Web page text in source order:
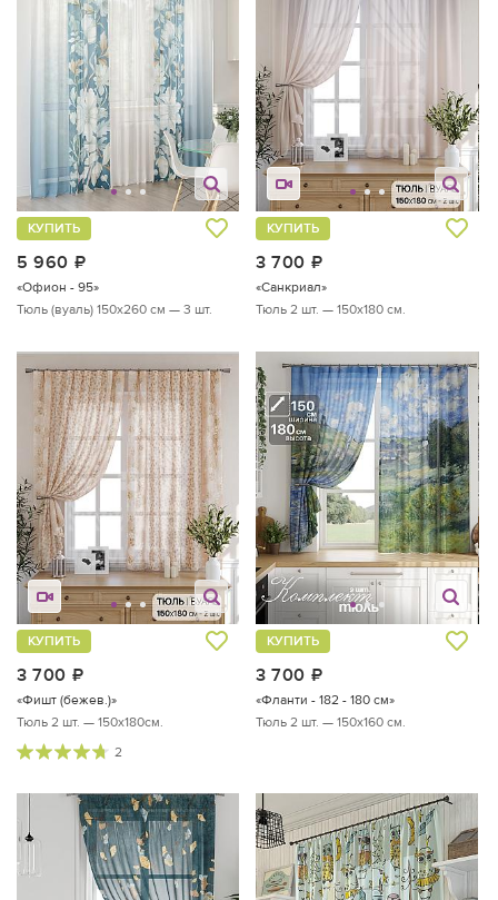
5 960
КУПИТЬ
«Офион - 95»
Тюль (вуаль) 150х260 см — 3 шт.
3 700
КУПИТЬ
«Санкриал»
Тюль 2 шт. — 150х180 см.
3 700
КУПИТЬ
«Фишт (бежев.)»
Тюль 2 шт. — 150х180см.
2
3 700
КУПИТЬ
«Фланти - 182 - 180 см»
Тюль 2 шт. — 150х160 см.